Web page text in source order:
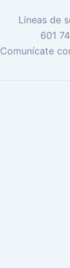
Líneas de
601
Comunícate